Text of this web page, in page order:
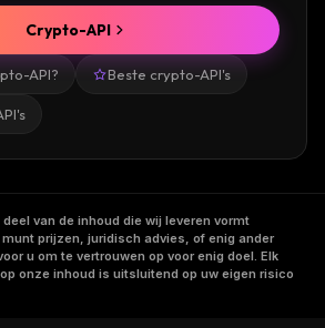
API? Beste crypto-API's
Crypto-API
deel van de inhoud die wij leveren vormt
prijzen, juridisch advies, of enig ander
u om te vertrouwen op voor enig doel. Elk
onze inhoud is uitsluitend op uw eigen risico